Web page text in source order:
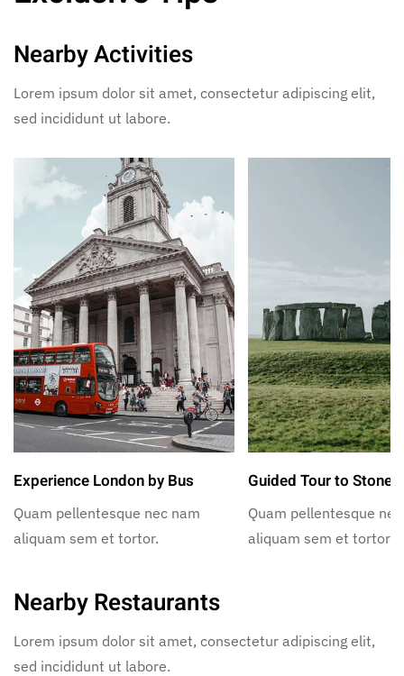
Nearby Activities
Lorem ipsum dolor sit amet, consectetur adipiscing elit,
sed incididunt ut labore.
Experience London by Bus
Quam pellentesque nec nam
aliquam sem et tortor.
Guided Tour to
Quam pellentesque
aliquam sem et tortor.
Nearby Restaurants
Lorem ipsum dolor sit amet, consectetur adipiscing elit,
sed incididunt ut labore.